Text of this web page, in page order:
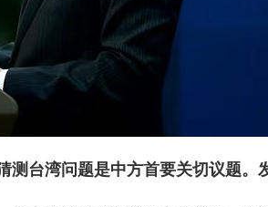
台湾问题是中方首要关切议题。